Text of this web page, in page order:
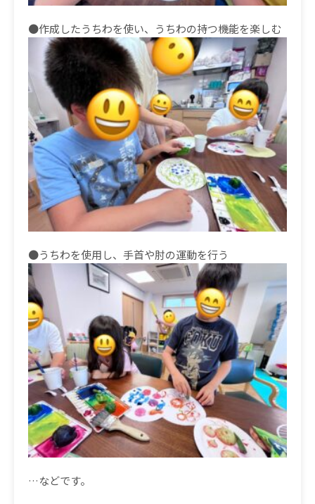
●作成したうちわを使い、うちわの持つ機能を楽しむ
●うちわを使用し、手首や肘の運動を行う
…などです。